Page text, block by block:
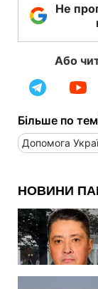
Не
Або
Більше по
Допомога